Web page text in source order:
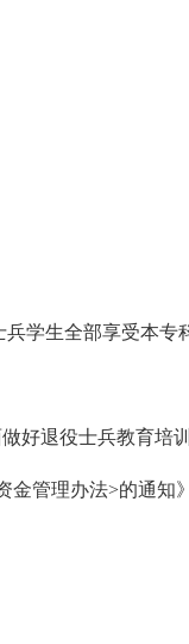
生全部享受本专
退役士兵教育培训
理办法>的通知》